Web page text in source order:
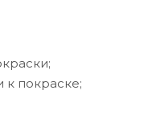
к покраске;